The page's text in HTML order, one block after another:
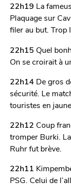
22h19 La
Plaquage sur
filer au but. Trop
22h15 Quel
On se croirait à
22h14 De gros
sécurité. Le
touristes en
22h12 Coup
tromper Burki.
Ruhr fut brève.
22h11
PSG. Celui de